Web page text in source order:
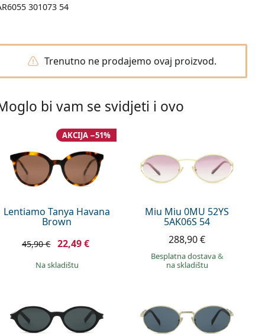
301073 54
Trenutno ne prodajemo ovaj proizvod.
bi vam se svidjeti i ovo
Lentiamo Tanya Havana
Brown
AKCIJA −51%
45,90 € 22,49 €
na skladištu
Miu Miu 0MU 52YS
5AK06S 54
288,90 €
Besplatna dostava&
na skladištu